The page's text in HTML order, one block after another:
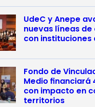
UdeC y Anepe
nuevas líneas
con instituciones
Fondo de
Medio financiará
con impacto en
territorios